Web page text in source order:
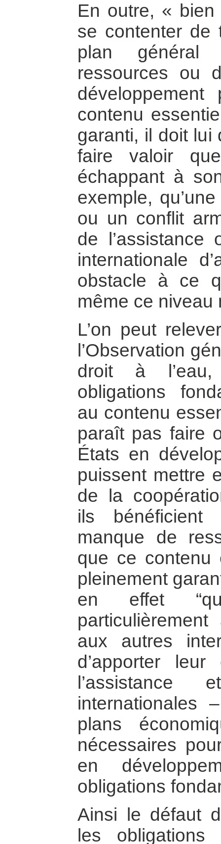
En outre, « bien
se contenter de
plan général
ressources ou
contenu
garanti, il doit lui
faire valoir
échappant à
exemple,
ou un conflit
de l’assistance
internationale
obstacle à ce
même ce niveau
L’on peut
l’Observation
droit à l’eau,
obligations
au contenu
paraît pas faire
États en
puissent mettre
de la
ils
manque de
que ce contenu
pleinement
en effet
aux autres
d’apporter
l’assistance
internationales
plans
nécessaires
en
obligations
Ainsi le défaut
les obligations